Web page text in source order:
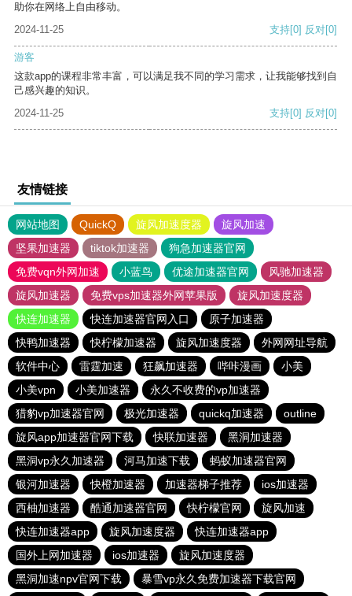
助你在网络上自由移动。
2024-11-25
支持[0] 反对[0]
游客
这款app的课程非常丰富，可以满足我不同的学习需求，让我能够找到自
己感兴趣的知识。
2024-11-25
支持[0] 反对[0]
友情链接
网站地图 QuickQ 旋风加速度器
旋风加速
坚果加速器
tiktok加速器
狗急加速器官网
免费vqn外网加速
小蓝鸟 优途加速器官网
风驰加速器
旋风加速器
免费vps加速器外网苹果版
旋风加速度器
快连加速器
快连加速器官网入口
原子加速器
快鸭加速器
快柠檬加速器 旋风加速度器
外网网址导航
软件中心
雷霆加速 狂飙加速器 哔咔漫画
小美
小美vpn
小美加速器
永久不收费的vp加速器
猎豹vp加速器官网
极光加速器 quickq加速器
outline
旋风app加速器官网下载
快联加速器
黑洞加速器
黑洞vp永久加速器
河马加速下载
蚂蚁加速器官网
银河加速器
快橙加速器 加速器梯子推荐
ios加速器
西柚加速器
酷通加速器官网 快柠檬官网
旋风加速
快连加速器app
旋风加速度器
快连加速器app
国外上网加速器
ios加速器
旋风加速度器
黑洞加速npv官网下载
暴雪vp永久免费加速器下载官网